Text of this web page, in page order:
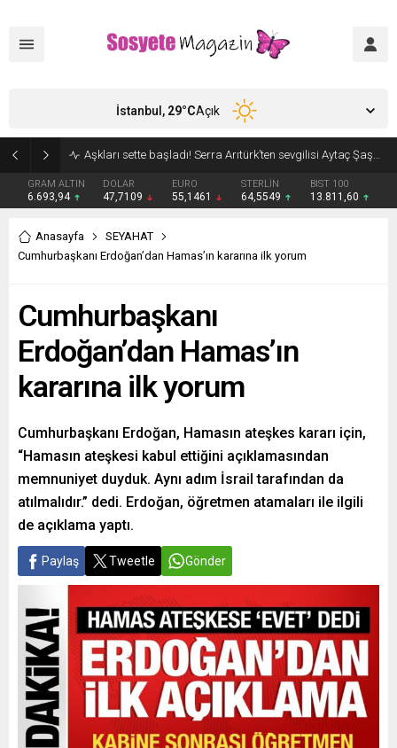
Aşkları sette başladı! Serra Arıtürk’ten sevgilisi Aytaç Şaşmaz’a romantik kutlama
GRAM ALTIN
6.693,94
DOLAR
47,7109
EURO
55,1461
STERLİN
64,5549
BIST 100
13.811,60
İstanbul, 29°CAçık
Anasayfa
SEYAHAT
Cumhurbaşkanı Erdoğan’dan Hamas’ın kararına ilk yorum
Cumhurbaşkanı
Erdoğan’dan Hamas’ın
kararına ilk yorum
Cumhurbaşkanı Erdoğan, Hamasın ateşkes kararı için,
“Hamasın ateşkesi kabul ettiğini açıklamasından
memnuniyet duyduk. Aynı adım İsrail tarafından da
atılmalıdır.” dedi. Erdoğan, öğretmen atamaları ile ilgili
de açıklama yaptı.
Paylaş Tweetle Gönder